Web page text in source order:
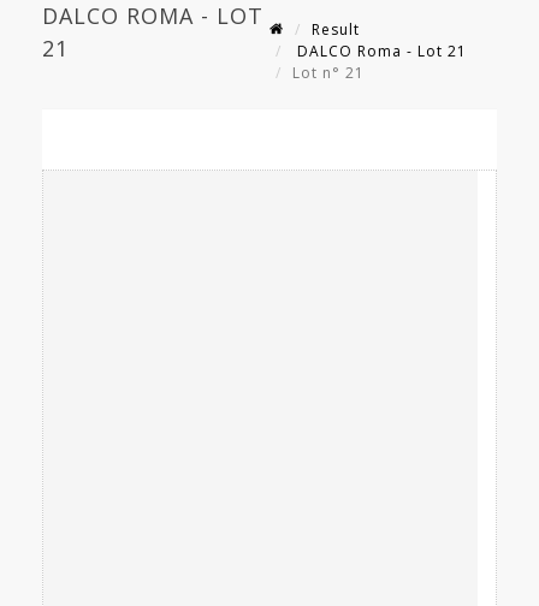
DALCO ROMA - LOT
21
Result
DALCO Roma - Lot 21
Lot n° 21